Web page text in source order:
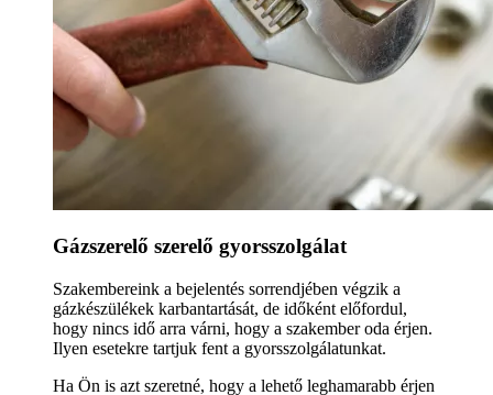
Gázszerelő szerelő gyorsszolgálat
Szakembereink a bejelentés sorrendjében végzik a
gázkészülékek karbantartását, de időként előfordul,
hogy nincs idő arra várni, hogy a szakember oda érjen.
Ilyen esetekre tartjuk fent a gyorsszolgálatunkat.
Ha Ön is azt szeretné, hogy a lehető leghamarabb érjen